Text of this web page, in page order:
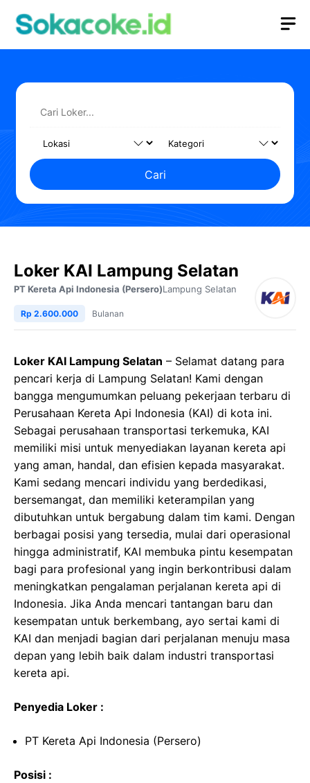
Cari
Loker KAI Lampung Selatan
PT Kereta Api Indonesia (Persero)Lampung Selatan
Rp 2.600.000 Bulanan
Loker KAI Lampung Selatan – Selamat datang para
pencari kerja di Lampung Selatan! Kami dengan
bangga mengumumkan peluang pekerjaan terbaru di
Perusahaan Kereta Api Indonesia (KAI) di kota ini.
Sebagai perusahaan transportasi terkemuka, KAI
memiliki misi untuk menyediakan layanan kereta api
yang aman, handal, dan efisien kepada masyarakat.
Kami sedang mencari individu yang berdedikasi,
bersemangat, dan memiliki keterampilan yang
dibutuhkan untuk bergabung dalam tim kami. Dengan
berbagai posisi yang tersedia, mulai dari operasional
hingga administratif, KAI membuka pintu kesempatan
bagi para profesional yang ingin berkontribusi dalam
meningkatkan pengalaman perjalanan kereta api di
Indonesia. Jika Anda mencari tantangan baru dan
kesempatan untuk berkembang, ayo sertai kami di
KAI dan menjadi bagian dari perjalanan menuju masa
depan yang lebih baik dalam industri transportasi
kereta api.
Penyedia Loker :
PT Kereta Api Indonesia (Persero)
Posisi :